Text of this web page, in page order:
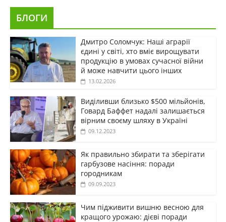
БЛОГИ
Дмитро Соломчук: Наші аграрії
єдині у світі, хто вміє вирощувати
продукцію в умовах сучасної війни
й може навчити цього інших
13.02.2026
Виділивши близько $500 мільйонів,
Говард Баффет надалі залишається
вірним своєму шляху в Україні
09.12.2023
Як правильно збирати та зберігати
гарбузове насіння: поради
городникам
09.09.2023
Чим підживити вишню весною для
кращого урожаю: дієві поради